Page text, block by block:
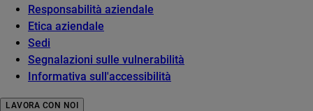
Responsabilità aziendale
Etica aziendale
Sedi
Segnalazioni sulle vulnerabilità
Informativa sull'accessibilità
LAVORA CON NOI